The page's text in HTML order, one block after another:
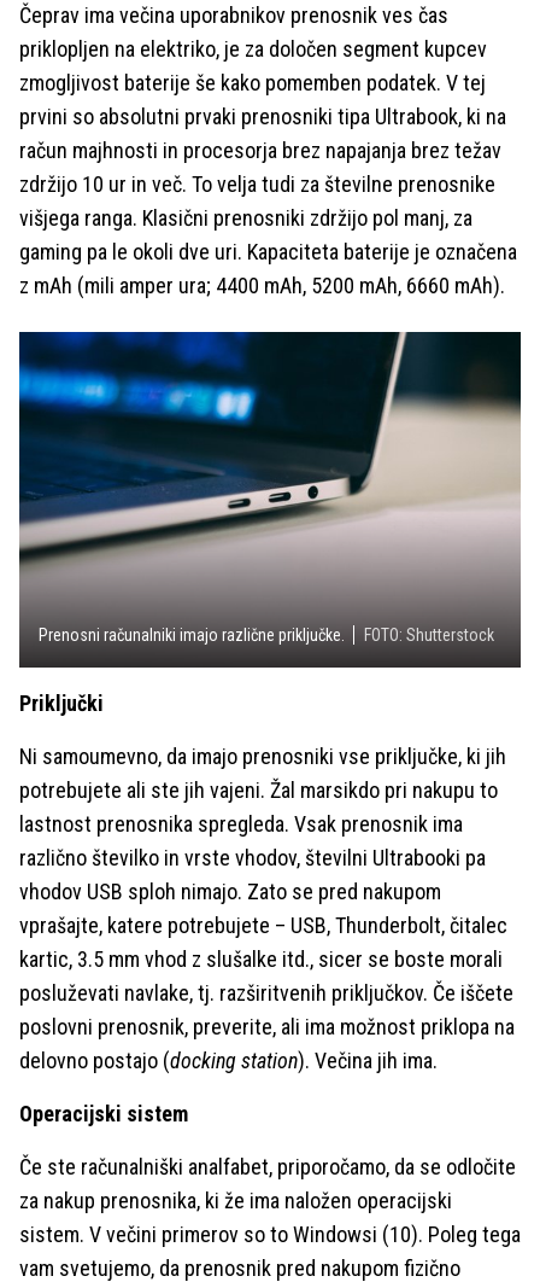
Čeprav ima večina uporabnikov prenosnik ves čas
priklopljen na elektriko, je za določen segment kupcev
zmogljivost baterije še kako pomemben podatek. V tej
prvini so absolutni prvaki prenosniki tipa Ultrabook, ki na
račun majhnosti in procesorja brez napajanja brez težav
zdržijo 10 ur in več. To velja tudi za številne prenosnike
višjega ranga. Klasični prenosniki zdržijo pol manj, za
gaming pa le okoli dve uri. Kapaciteta baterije je označena
z mAh (mili amper ura; 4400 mAh, 5200 mAh, 6660 mAh).
Prenosni računalniki imajo različne priključke. FOTO: Shutterstock
Priključki
Ni samoumevno, da imajo prenosniki vse priključke, ki jih
potrebujete ali ste jih vajeni. Žal marsikdo pri nakupu to
lastnost prenosnika spregleda. Vsak prenosnik ima
različno številko in vrste vhodov, številni Ultrabooki pa
vhodov USB sploh nimajo. Zato se pred nakupom
vprašajte, katere potrebujete – USB, Thunderbolt, čitalec
kartic, 3.5 mm vhod z slušalke itd., sicer se boste morali
posluževati navlake, tj. razširitvenih priključkov. Če iščete
poslovni prenosnik, preverite, ali ima možnost priklopa na
delovno postajo (docking station). Večina jih ima.
Operacijski sistem
Če ste računalniški analfabet, priporočamo, da se odločite
za nakup prenosnika, ki že ima naložen operacijski
sistem. V večini primerov so to Windowsi (10). Poleg tega
vam svetujemo, da prenosnik pred nakupom fizično